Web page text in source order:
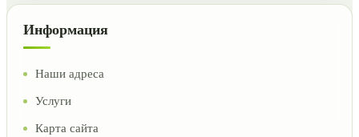
Информация
Наши адреса
Услуги
Карта сайта